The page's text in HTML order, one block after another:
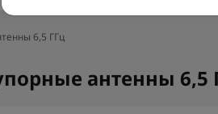
6,5 ГГц
антенны 6,5